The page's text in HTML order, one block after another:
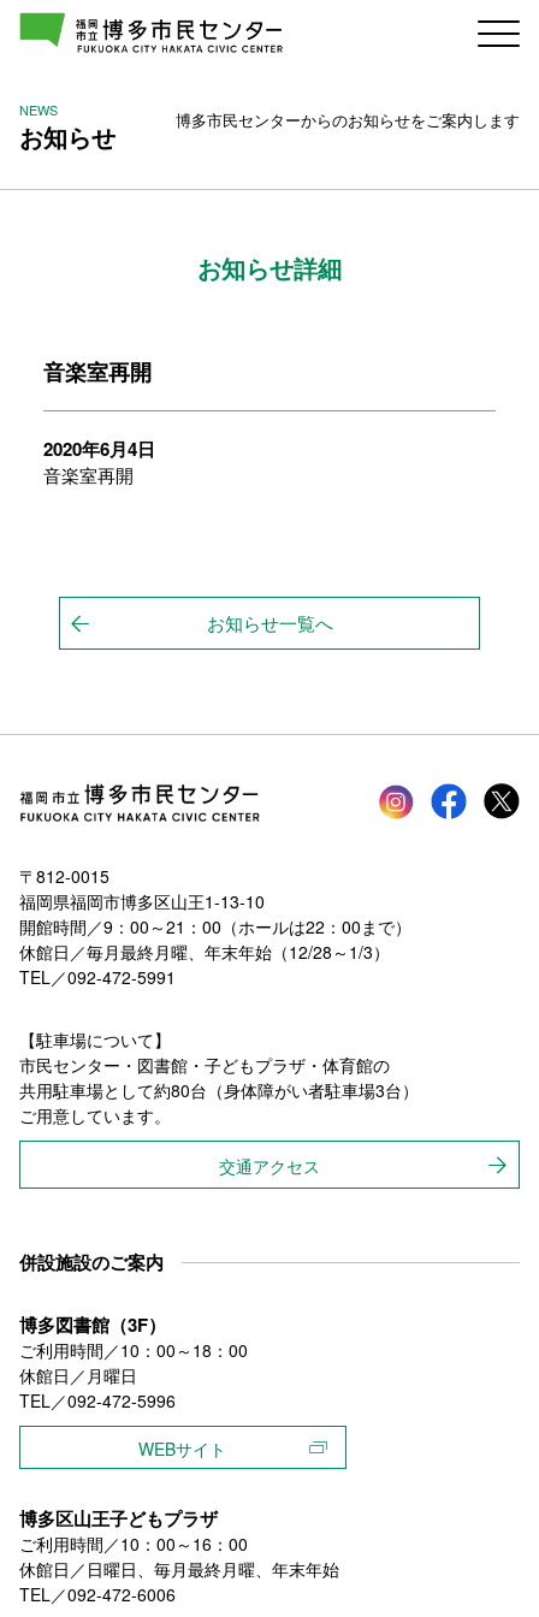
NEWS
お知らせ 博多市民センターからのお知らせをご案内します
お知らせ詳細
音楽室再開
2020年6月4日
音楽室再開
お知らせ一覧へ
Instagramfacebook
〒812-0015
福岡県福岡市博多区山王1-13-10
開館時間／9：00～21：00（ホールは22：00まで）
休館日／毎月最終月曜、年末年始（12/28～1/3）
TEL／092-472-5991
【駐車場について】
市民センター・図書館・子どもプラザ・体育館の
共用駐車場として約80台（身体障がい者駐車場3台）
ご用意しています。
交通アクセス
併設施設のご案内
博多図書館（3F）
ご利用時間／10：00～18：00
休館日／月曜日
TEL／092-472-5996
WEBサイト
博多区山王子どもプラザ
ご利用時間／10：00～16：00
休館日／日曜日、毎月最終月曜、年末年始
TEL／092-472-6006